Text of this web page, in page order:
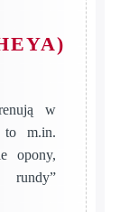
w
m.in.
opony,